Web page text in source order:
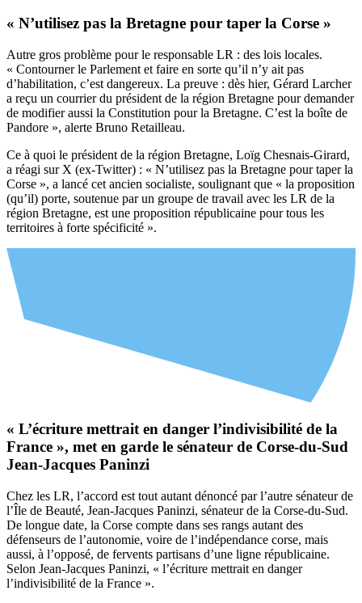
« N’utilisez pas la Bretagne pour taper la Corse »
Autre gros problème pour le responsable LR : des lois locales.
« Contourner le Parlement et faire en sorte qu’il n’y ait pas
d’habilitation, c’est dangereux. La preuve : dès hier, Gérard Larcher
a reçu un courrier du président de la région Bretagne pour demander
de modifier aussi la Constitution pour la Bretagne. C’est la boîte de
Pandore », alerte Bruno Retailleau.
Ce à quoi le président de la région Bretagne, Loïg Chesnais-Girard,
a réagi sur X (ex-Twitter) : « N’utilisez pas la Bretagne pour taper la
Corse », a lancé cet ancien socialiste, soulignant que « la proposition
(qu’il) porte, soutenue par un groupe de travail avec les LR de la
région Bretagne, est une proposition républicaine pour tous les
territoires à forte spécificité ».
« L’écriture mettrait en danger l’indivisibilité de la
France », met en garde le sénateur de Corse-du-Sud
Jean-Jacques Paninzi
Chez les LR, l’accord est tout autant dénoncé par l’autre sénateur de
l’Île de Beauté, Jean-Jacques Paninzi, sénateur de la Corse-du-Sud.
De longue date, la Corse compte dans ses rangs autant des
défenseurs de l’autonomie, voire de l’indépendance corse, mais
aussi, à l’opposé, de fervents partisans d’une ligne républicaine.
Selon Jean-Jacques Paninzi, « l’écriture mettrait en danger
l’indivisibilité de la France ».